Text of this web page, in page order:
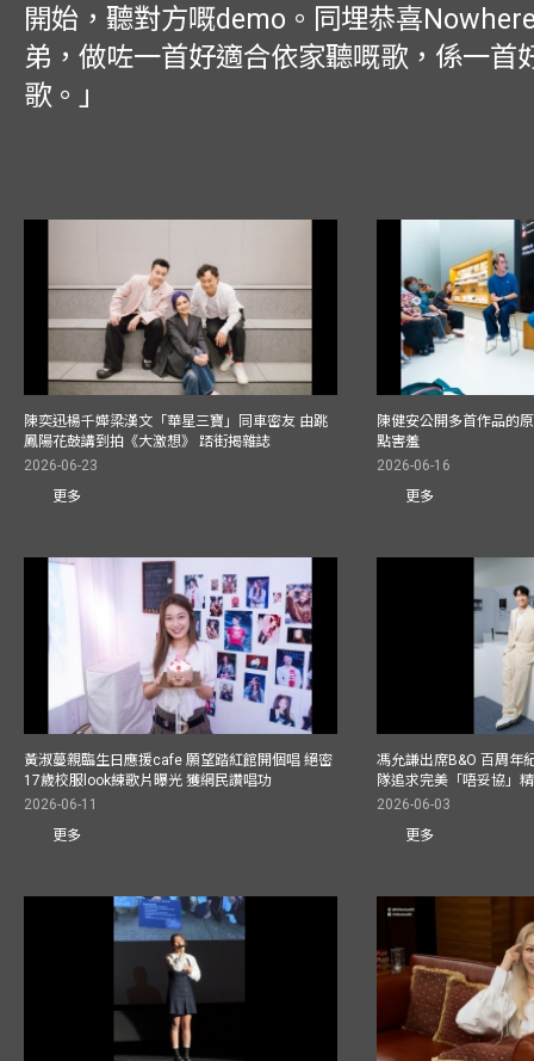
開始，聽對方嘅demo。同埋恭喜
弟，做咗一首好適合依家聽嘅歌，係一首
歌。」
陳奕迅楊千嬅梁漢文「華星三寶」同車密友 由跳
鳳陽花鼓講到拍《大激想》 踎街揭雜誌
2026-06-23
更多
陳健安公開多首作品的
點害羞
2026-06-16
更多
黃淑蔓親臨生日應援cafe 願望踏紅館開個唱 絕密
17歲校服look練歌片曝光 獲網民讚唱功
2026-06-11
更多
馮允謙出席B&O 百周年
隊追求完美「唔妥協」
2026-06-03
更多